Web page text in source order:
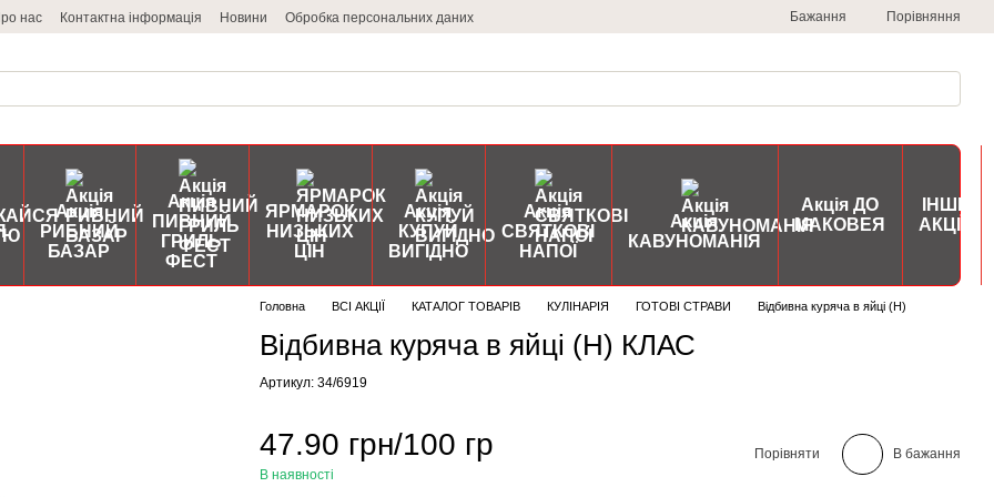
нас Контактна інформація Новини Обробка персональних даних Бажання Порівняння
Акція
РИБНИЙ
БАЗАР
Акція
ПИВНИЙ
ГРИЛЬ
ФЕСТ
ЯРМАРОК
НИЗЬКИХ
ЦІН
Акція
КУПУЙ
ВИГІДНО
Акція
СВЯТКОВІ
НАПОЇ
Акція
КАВУНОМАНІЯ
Акція ДО
МАКОВЕЯ
ІНШІ
АКЦІЇ
Головна ВСІ АКЦІЇ КАТАЛОГ ТОВАРІВ КУЛІНАРІЯ ГОТОВІ СТРАВИ Відбивна куряча в яйці (Н)
Відбивна куряча в яйці (Н) КЛАС
Артикул: 34/6919
47.90 грн/100 гр
В наявності
Порівняти В бажання